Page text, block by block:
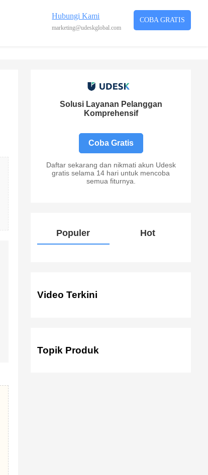
Hubungi Kami
marketing@udeskglobal.com
COBA GRATIS
Solusi Layanan Pelanggan
Komprehensif
Coba Gratis
Daftar sekarang dan nikmati akun Udesk
gratis selama 14 hari untuk mencoba
semua fiturnya.
Populer Hot
Video Terkini
Topik Produk